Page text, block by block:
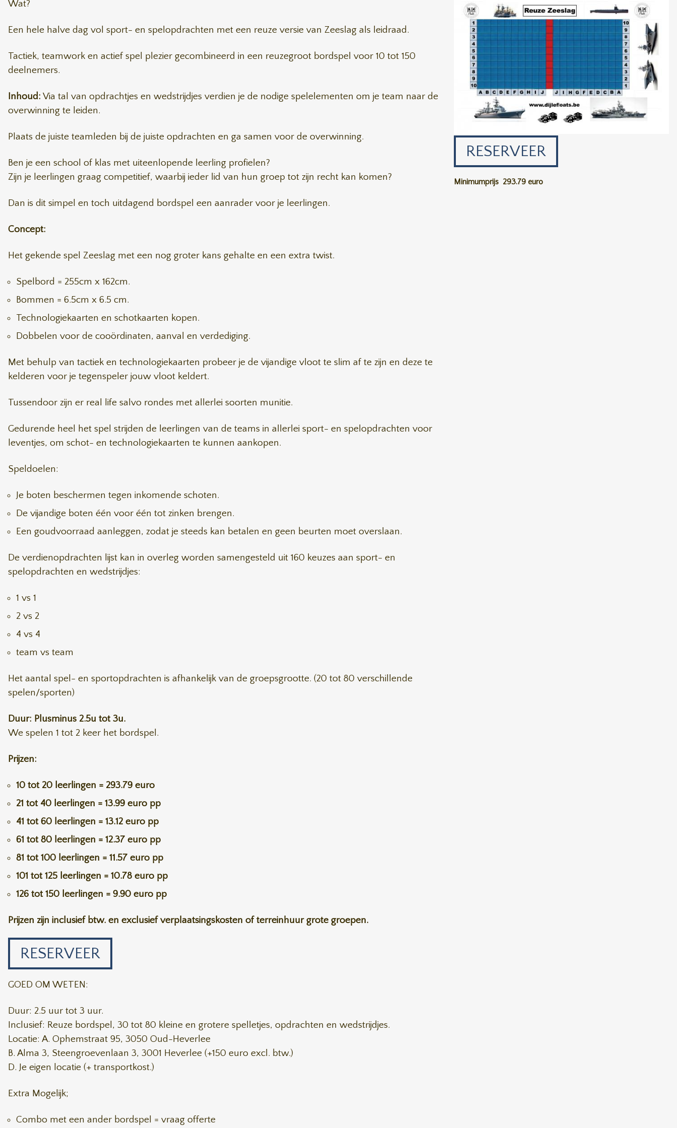
Wat?
Een hele halve dag vol sport- en spelopdrachten met een reuze versie van Zeeslag als leidraad.
Tactiek, teamwork en actief spel plezier gecombineerd in een reuzegroot bordspel voor 10 tot 150
deelnemers.
Inhoud: Via tal van opdrachtjes en wedstrijdjes verdien je de nodige spelelementen om je team naar de
overwinning te leiden.
Plaats de juiste teamleden bij de juiste opdrachten en ga samen voor de overwinning.
Ben je een school of klas met uiteenlopende leerling profielen?
Zijn je leerlingen graag competitief, waarbij ieder lid van hun groep tot zijn recht kan komen?
Dan is dit simpel en toch uitdagend bordspel een aanrader voor je leerlingen.
Concept:
Het gekende spel Zeeslag met een nog groter kans gehalte en een extra twist.
Spelbord = 255cm x 162cm.
Bommen = 6.5cm x 6.5 cm.
Technologiekaarten en schotkaarten kopen.
Dobbelen voor de cooördinaten, aanval en verdediging.
Met behulp van tactiek en technologiekaarten probeer je de vijandige vloot te slim af te zijn en deze te
kelderen voor je tegenspeler jouw vloot keldert.
Tussendoor zijn er real life salvo rondes met allerlei soorten munitie.
Gedurende heel het spel strijden de leerlingen van de teams in allerlei sport- en spelopdrachten voor
leventjes, om schot- en technologiekaarten te kunnen aankopen.
Speldoelen:
Je boten beschermen tegen inkomende schoten.
De vijandige boten één voor één tot zinken brengen.
Een goudvoorraad aanleggen, zodat je steeds kan betalen en geen beurten moet overslaan.
De verdienopdrachten lijst kan in overleg worden samengesteld uit 160 keuzes aan sport- en
spelopdrachten en wedstrijdjes:
1 vs 1
2 vs 2
4 vs 4
team vs team
Het aantal spel- en sportopdrachten is afhankelijk van de groepsgrootte. (20 tot 80 verschillende
spelen/sporten)
Duur: Plusminus 2.5u tot 3u.
We spelen 1 tot 2 keer het bordspel.
Prijzen:
10 tot 20 leerlingen = 293.79 euro
21 tot 40 leerlingen = 13.99 euro pp
41 tot 60 leerlingen = 13.12 euro pp
61 tot 80 leerlingen = 12.37 euro pp
81 tot 100 leerlingen = 11.57 euro pp
101 tot 125 leerlingen = 10.78 euro pp
126 tot 150 leerlingen = 9.90 euro pp
Prijzen zijn inclusief btw. en exclusief verplaatsingskosten of terreinhuur grote groepen.
RESERVEER
GOED OM WETEN:
Duur: 2.5 uur tot 3 uur.
Inclusief: Reuze bordspel, 30 tot 80 kleine en grotere spelletjes, opdrachten en wedstrijdjes.
Locatie: A. Ophemstraat 95, 3050 Oud-Heverlee
B. Alma 3, Steengroevenlaan 3, 3001 Heverlee (+150 euro excl. btw.)
D. Je eigen locatie (+ transportkost.)
Extra Mogelijk;
Combo met een ander bordspel = vraag offerte
RESERVEER
Minimumprijs 293.79 euro